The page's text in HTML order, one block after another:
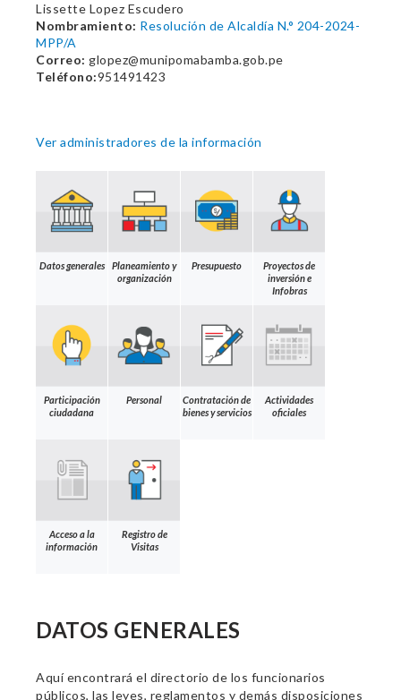
Lissette Lopez Escudero
Nombramiento: Resolución de Alcaldía N.° 204-2024-
MPP/A
Correo: glopez@munipomabamba.gob.pe
Teléfono:951491423
Ver administradores de la información
Datos generales
Planeamiento y
organización
Presupuesto
Proyectos de
inversión e
Infobras
Participación
ciudadana
Personal
Contratación de
bienes y servicios
Actividades
oficiales
Acceso a la
información
Registro de
Visitas
DATOS GENERALES
Aquí encontrará el directorio de los funcionarios
públicos, las leyes, reglamentos y demás disposiciones